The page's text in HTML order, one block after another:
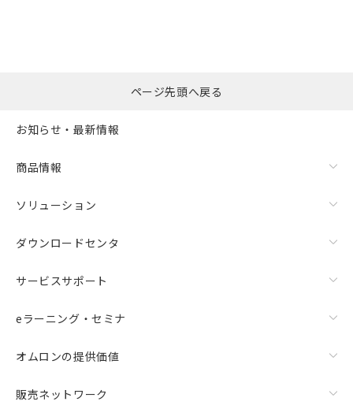
ページ先頭へ戻る
お知らせ・最新情報
商品情報
ソリューション
ダウンロードセンタ
サービスサポート
eラーニング・セミナ
オムロンの提供価値
販売ネットワーク